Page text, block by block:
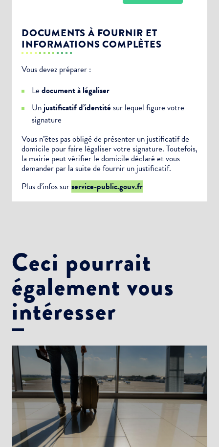
DOCUMENTS À FOURNIR ET
INFORMATIONS COMPLÈTES
Vous devez préparer :
Le document à légaliser
Un justificatif d’identitésur lequel figure votre
signature
Vous n’êtes pas obligé de présenter un justificatif de
domicile pour faire légaliser votre signature. Toutefois,
la mairie peut vérifier le domicile déclaré et vous
demander par la suite de fournir un justificatif.
Plus d’infos surservice-public.gouv.fr
Ceci pourrait
également vous
intéresser
Newsletter Culture